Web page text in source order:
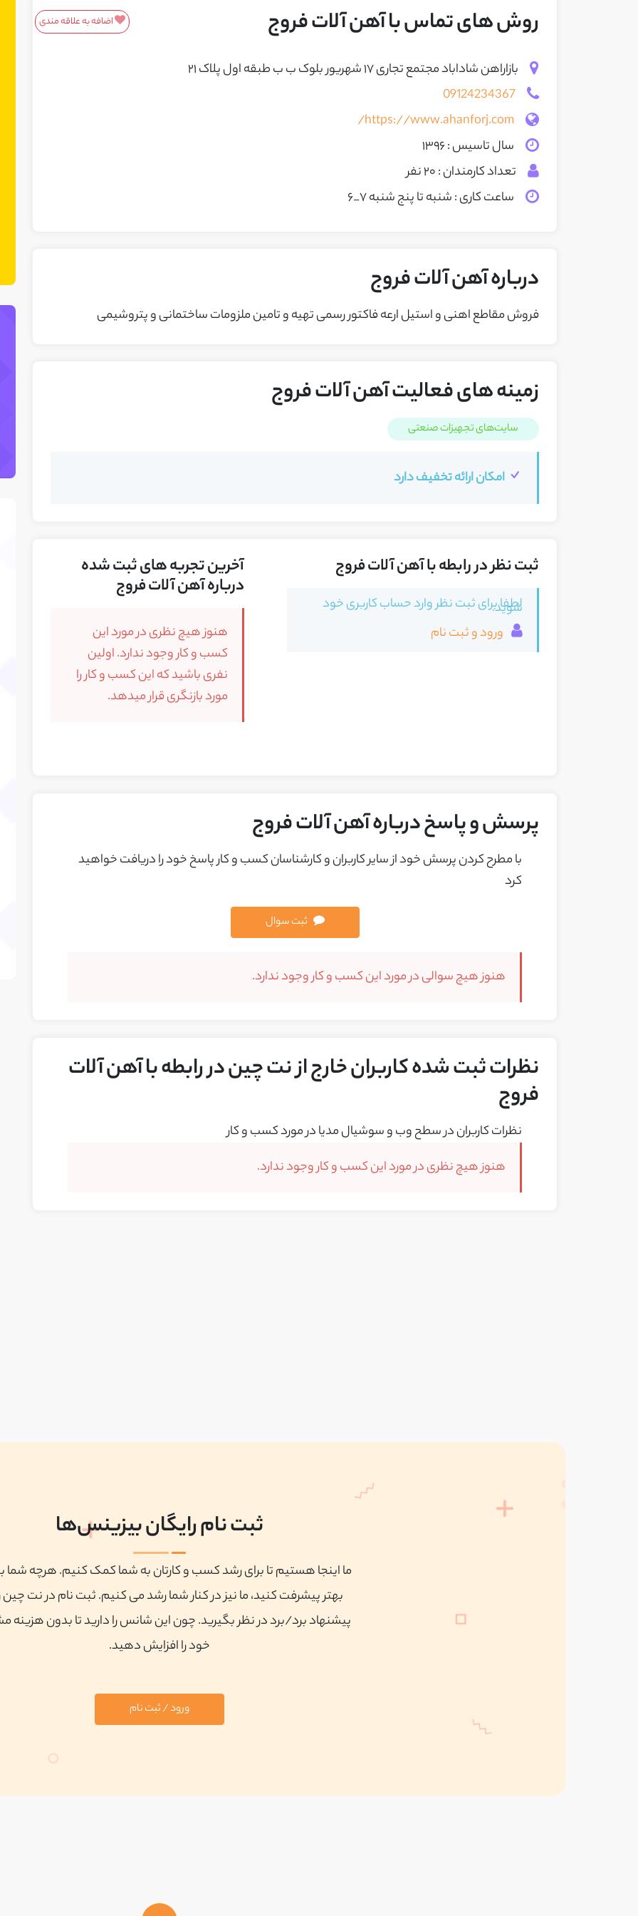
روش های تماس با آهن آلات فروج اضافه به علاقه مندی
بازاراهن شاداباد مجتمع تجاری ۱۷ شهریور بلوک ب ب طبقه اول پلاک ۲۱
09124234367
https://www.ahanforj.com/
سال تاسیس : ۱۳۹۶
تعداد کارمندان : ۲۰ نفر
ساعت کاری : شنبه تا پنج شنبه ۷_۶
درباره آهن آلات فروج
فروش مقاطع اهنی و استیل ارعه فاکتور رسمی تهیه و تامین ملزومات ساختمانی و پتروشیمی
زمینه های فعالیت آهن آلات فروج
سایت‌های تجهیزات صنعتی
امکان ارائه تخفیف دارد
ثبت نظر در رابطه با آهن آلات فروج
لطفا برای ثبت نظر وارد حساب کاربری خود
شوید.
ورود و ثبت نام
آخرین تجربه های ثبت شده
درباره آهن آلات فروج
هنوز هیچ نظری در مورد این
کسب و کار وجود ندارد. اولین
نفری باشید که این کسب و کار را
مورد بازنگری قرار میدهد.
پرسش و پاسخ درباره آهن آلات فروج
با مطرح کردن پرسش خود از ساير کاربران و کارشناسان کسب و کار پاسخ خود را دريافت خواهيد
کرد
ثبت سوال
هنوز هیچ سوالی در مورد این کسب و کار وجود ندارد.
نظرات ثبت شده کاربران خارج از نت چین در رابطه با آهن آلات
فروج
نظرات کاربران در سطح وب و سوشیال مدیا در مورد کسب و کار
هنوز هیچ نظری در مورد این کسب و کار وجود ندارد.
معرفی محصولات/خدمات
ثبت نام رایگان بیزینس‌ها
ما اینجا هستیم تا برای رشد کسب و کارتان به شما کمک کنیم. هرچه شما
بهتر پیشرفت کنید، ما نیز در کنار شما رشد می کنیم. ثبت نام در نت چین
پیشنهاد برد/برد در نظر بگیرید. چون این شانس را دارید تا بدون هزینه
خود را افزایش دهید.
ورود / ثبت نام